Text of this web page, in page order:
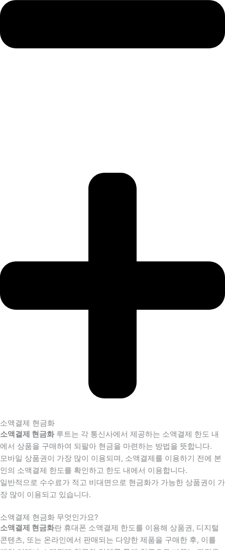
소액결제 현금화
소액결제 현금화루트는 각 통신사에서 제공하는 소액결제 한도 내
에서 상품을 구매하여 되팔아 현금을 마련하는 방법을 뜻합니다.
모바일 상품권이 가장 많이 이용되며, 소액결제를 이용하기 전에 본
인의 소액결제 한도를 확인하고 한도 내에서 이용합니다.
일반적으로 수수료가 적고 비대면으로 현금화가 가능한 상품권이 가
장 많이 이용되고 있습니다.
소액결제 현금화 무엇인가요?
소액결제 현금화란 휴대폰 소액결제 한도를 이용해 상품권, 디지털
콘텐츠, 또는 온라인에서 판매되는 다양한 제품을 구매한 후, 이를